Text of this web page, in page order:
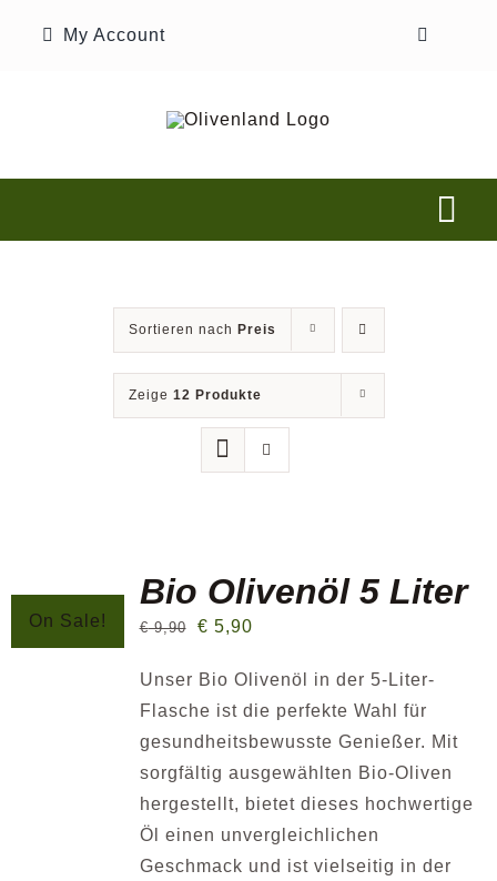
Inhalt
My Account
Unsere Geschichte
Sortieren nach Preis
Zeige 12 Produkte
On Sale!
Bio Olivenöl 5 Liter
€9,90 € 5,90
Unser Bio Olivenöl in der 5-Liter-
Flasche ist die perfekte Wahl für
gesundheitsbewusste Genießer. Mit
sorgfältig ausgewählten Bio-Oliven
hergestellt, bietet dieses hochwertige
Öl einen unvergleichlichen
Geschmack und ist vielseitig in der